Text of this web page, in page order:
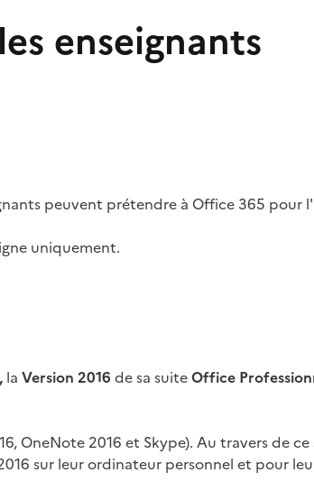
enseignants
peuvent prétendre à Office 365
uniquement.
, la Version 2016 de sa suiteOffice
OneNote 2016 et Skype). Au travers de
sur leur ordinateur personnel et pour